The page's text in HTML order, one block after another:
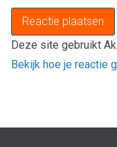
Deze site gebruikt
Bekijk hoe je reactie